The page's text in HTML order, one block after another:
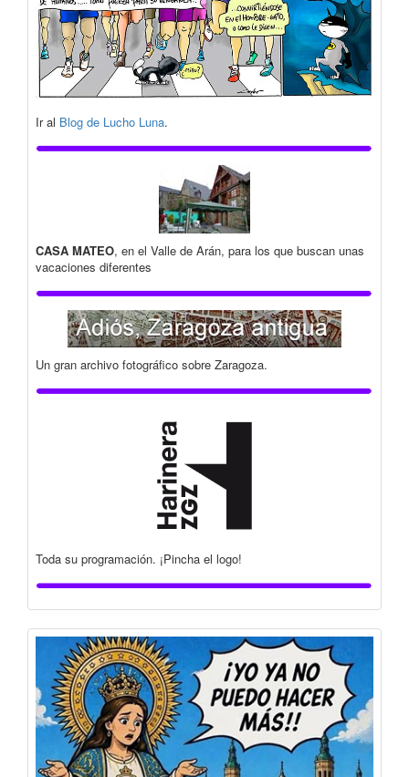
Ir al Blog de Lucho Luna.
CASA MATEO, en el Valle de Arán, para los que buscan unas
vacaciones diferentes
Un gran archivo fotográfico sobre Zaragoza.
Toda su programación. ¡Pincha el logo!